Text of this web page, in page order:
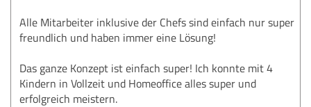
Alle Mitarbeiter inklusive der Chefs sind einfach nur super
freundlich und haben immer eine Lösung!
Das ganze Konzept ist einfach super! Ich konnte mit 4
Kindern in Vollzeit und Homeoffice alles super und
erfolgreich meistern.